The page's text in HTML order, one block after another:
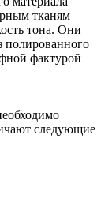
тканям
тона. Они
полированного
фактурой
следующие